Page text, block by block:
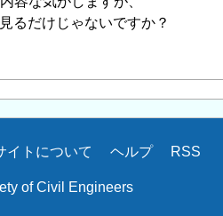
るだけじゃないですか？
イトについて ヘルプ RSS
of Civil Engineers